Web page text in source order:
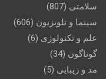
سلامتی (807)
سینما و تلویزیون (606)
علم و تکنولوژی (6)
گوناگون (34)
مد و زیبایی (5)